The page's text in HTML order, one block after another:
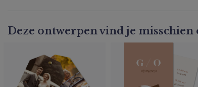
Deze ontwerpen vind je misschien